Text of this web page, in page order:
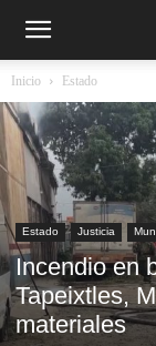
Inicio Estado
Estado Justicia
Incendio en
Tapeixtles,
materiales